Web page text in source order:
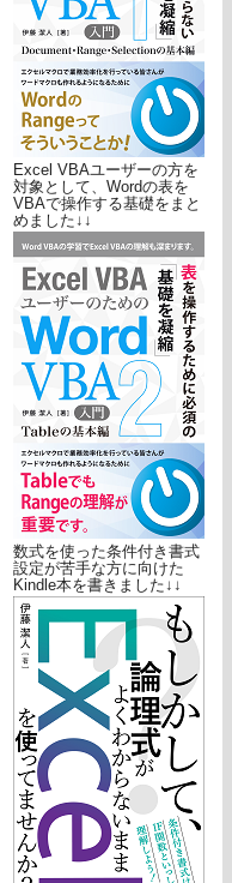
Excel VBAユーザーの方を
対象として、Wordの表を
VBAで操作する基礎をまと
めました↓↓
数式を使った条件付き書式
設定が苦手な方に向けた
Kindle本を書きました↓↓